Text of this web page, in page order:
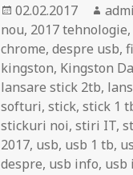
Posted
on
02.02.2017
nou, 2017 tehnologie,
chrome,despre usb,
kingston, Kingston
lansare stick 2tb,
softuri,stick,stick 1
stickuri noi,stiri IT,
2017, usb, usb 1 tb,
despre, usb info, usb